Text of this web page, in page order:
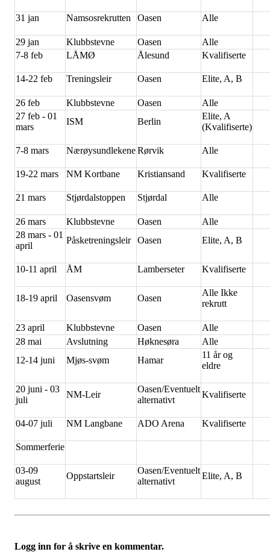
31 jan Namsosrekrutten Oasen Alle
29 jan Klubbstevne Oasen
Alle
7-8 feb
LÅMØ Ålesund Kvalifiserte
14-22 feb Treningsleir Oasen Elite, A, B
26 feb Klubbstevne Oasen
Alle
27 feb - 01
mars
ISM Berlin
Elite, A
(Kvalifiserte)
7-8 mars NærøysundlekeneRørvik Alle
19-22 mars NM Kortbane Kristiansand Kvalifiserte
21 mars Stjørdalstoppen Stjørdal Alle
26 mars Klubbstevne Oasen
Alle
28 mars - 01
april
Påsketreningsleir Oasen Elite, A, B
10-11 april ÅM Lamberseter Kvalifiserte
18-19 april Oasensvøm Oasen
Alle Ikke
rekrutt
23 april Klubbstevne Oasen
Alle
28 mai
Avslutning Høknesøra
Alle
12-14 juni
Mjøs-svøm Hamar
11 år og
eldre
20 juni - 03
juli
NM-Leir
Oasen/Eventuelt
alternativt
Kvalifiserte
04-07 juli NM Langbane ADO Arena Kvalifiserte
Sommerferie
03-09
august
Oppstartsleir
Oasen/Eventuelt
alternativt
Elite, A, B
Logg inn for å skrive en kommentar.